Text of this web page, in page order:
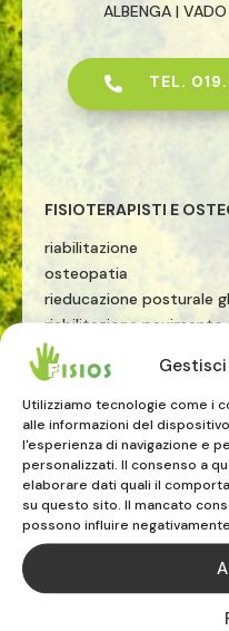
Utilizziamo tecnologie come i
alle informazioni del
l'esperienza di navigazione e
personalizzati. Il consenso a
elaborare dati quali il
su questo sito. Il mancato
possono influire
ALBENGA | VADO
 TEL.
FISIOTERAPISTI E
riabilitazione
osteopatia
rieducazione posturale
riabilitazione pavimento
riabilitazione sportiva
terapia manuale
esercizio terapeutico
tecarterapia
onde d'urto
PRESTAZIONI MEDICHE
ecografie
visite ginecologiche